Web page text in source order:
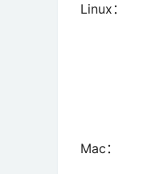
Linux：
Mac：